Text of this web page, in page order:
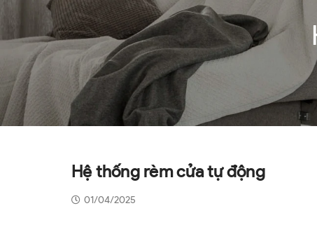
Hệ thống rèm cửa tự động
01/04/2025